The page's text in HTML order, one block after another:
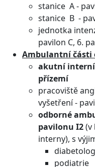
stanice A -
stanice B -
jednotka
pavilon C, 6.
Ambulantní části
akutní interní
přízemí
pracoviště
vyšetření -
odborné
pavilonu I2(v
interny), s
podiatrie